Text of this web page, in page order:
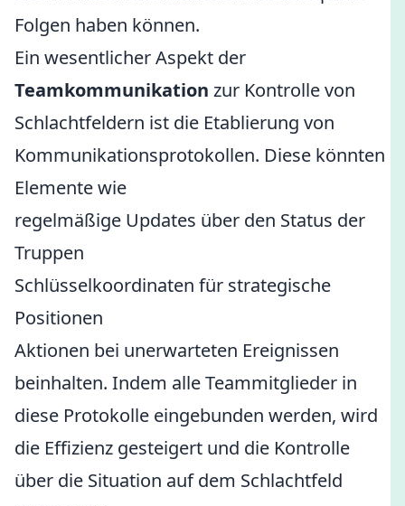
Folgen haben können.
Ein wesentlicher Aspekt der
Teamkommunikation zur Kontrolle von
Schlachtfeldern ist die Etablierung von
Kommunikationsprotokollen. Diese könnten
Elemente wie
regelmäßige Updates über den Status der
Truppen
Schlüsselkoordinaten für strategische
Positionen
Aktionen bei unerwarteten Ereignissen
beinhalten. Indem alle Teammitglieder in
diese Protokolle eingebunden werden, wird
die Effizienz gesteigert und die Kontrolle
über die Situation auf dem Schlachtfeld